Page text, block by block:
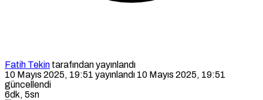
Fatih Tekin tarafından yayınlandı
10 Mayıs 2025, 19:51 yayınlandı 10 Mayıs 2025, 19:51
güncellendi
6dk, 5sn